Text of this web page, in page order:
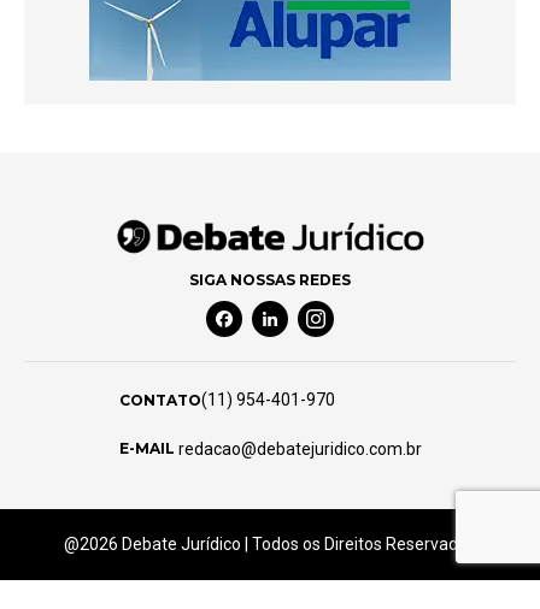
SIGA NOSSAS REDES
Facebook Social Media
Linkedin Social Media
Instagram Social Media
CONTATO(11) 954-401-970
E-MAIL redacao@debatejuridico.com.br
@2026 Debate Jurídico | Todos os Direitos Reservados